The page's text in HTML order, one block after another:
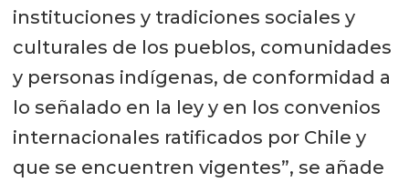
instituciones y tradiciones sociales y
culturales de los pueblos, comunidades
y personas indígenas, de conformidad a
lo señalado en la ley y en los convenios
internacionales ratificados por Chile y
que se encuentren vigentes”, se añade